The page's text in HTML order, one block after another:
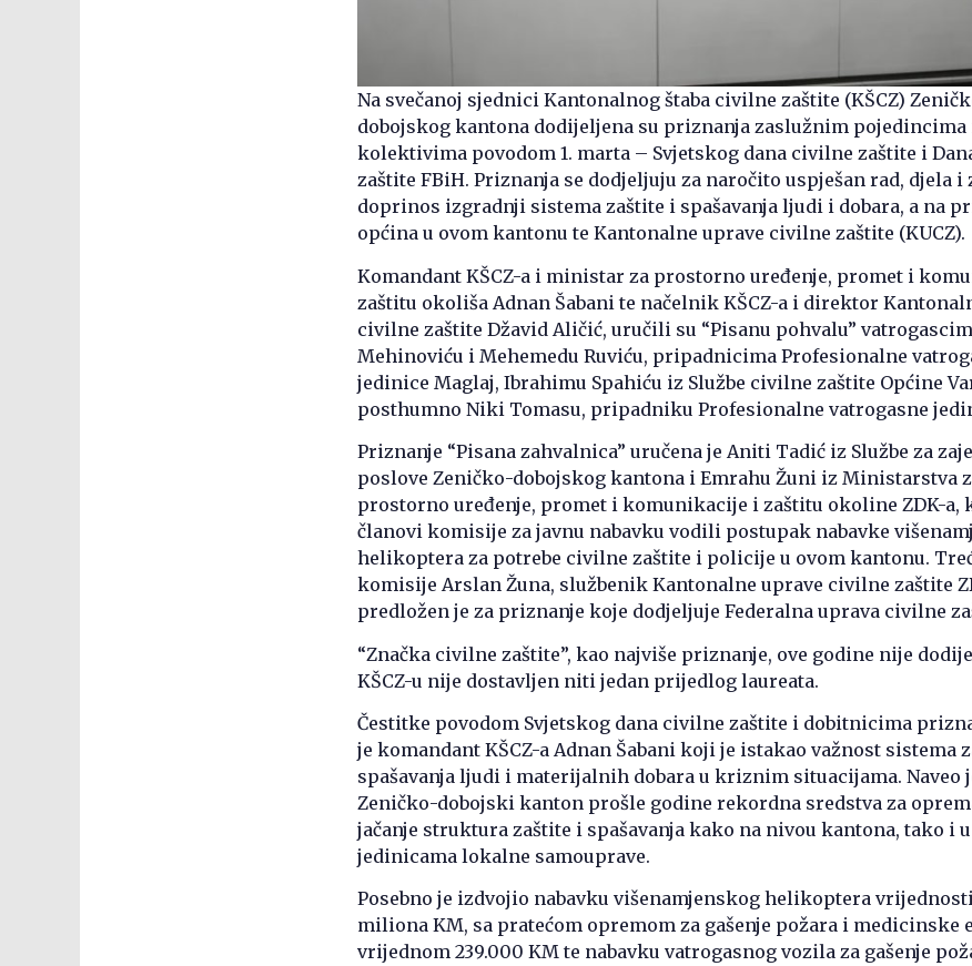
Na svečanoj sjednici Kantonalnog štaba civilne zaštite (KŠCZ)
dobojskog kantona dodijeljena su priznanja zaslužnim pojedincima
kolektivima povodom 1. marta – Svjetskog dana civilne zaštite i
zaštite FBiH. Priznanja se dodjeljuju za naročito uspješan rad, djela i
doprinos izgradnji sistema zaštite i spašavanja ljudi i dobara, a na
općina u ovom kantonu te Kantonalne uprave civilne zaštite (KUCZ).
Komandant KŠCZ-a i ministar za prostorno uređenje, promet i
zaštitu okoliša Adnan Šabani te načelnik KŠCZ-a i direktor
civilne zaštite Džavid Aličić, uručili su “Pisanu pohvalu”
Mehinoviću i Mehemedu Ruviću, pripadnicima Profesionalne
jedinice Maglaj, Ibrahimu Spahiću iz Službe civilne zaštite Općine
posthumno Niki Tomasu, pripadniku Profesionalne vatrogasne
Priznanje “Pisana zahvalnica” uručena je Aniti Tadić iz Službe za
poslove Zeničko-dobojskog kantona i Emrahu Žuni iz Ministarstva
prostorno uređenje, promet i komunikacije i zaštitu okoline ZDK-a,
članovi komisije za javnu nabavku vodili postupak nabavke
helikoptera za potrebe civilne zaštite i policije u ovom kantonu.
komisije Arslan Žuna, službenik Kantonalne uprave civilne zaštite
predložen je za priznanje koje dodjeljuje Federalna uprava civilne
“Značka civilne zaštite”, kao najviše priznanje, ove godine nije
KŠCZ-u nije dostavljen niti jedan prijedlog laureata.
Čestitke povodom Svjetskog dana civilne zaštite i dobitnicima
je komandant KŠCZ-a Adnan Šabani koji je istakao važnost sistema
spašavanja ljudi i materijalnih dobara u kriznim situacijama. Naveo
Zeničko-dobojski kanton prošle godine rekordna sredstva za
jačanje struktura zaštite i spašavanja kako na nivou kantona, tako i u
jedinicama lokalne samouprave.
Posebno je izdvojio nabavku višenamjenskog helikoptera
miliona KM, sa pratećom opremom za gašenje požara i medicinske
vrijednom 239.000 KM te nabavku vatrogasnog vozila za gašenje